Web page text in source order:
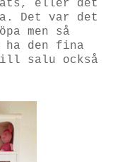
eller det
Det var det
men så
ha den fina
salu också